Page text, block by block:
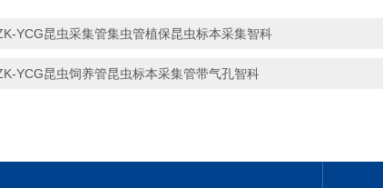
YCG昆虫采集管集虫管植保昆虫标本采集智科
YCG昆虫饲养管昆虫标本采集管带气孔智科